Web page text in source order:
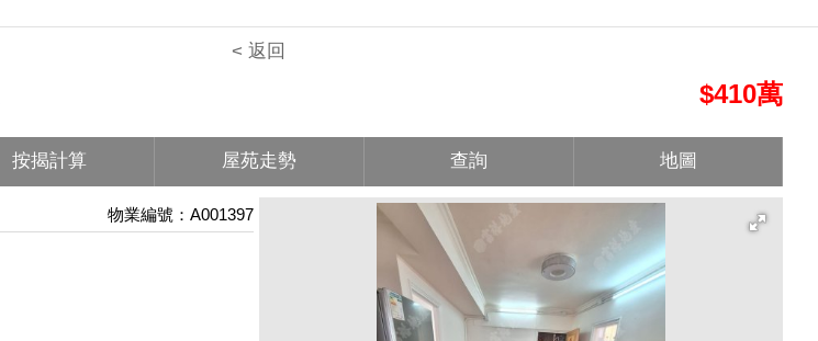
< 返回
$410萬
按揭計算 屋苑走勢 查詢 地圖
物業編號：A001397